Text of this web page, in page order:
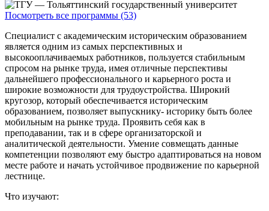
Посмотреть все программы (53)
Специалист с академическим историческим образованием
является одним из самых перспективных и
высокооплачиваемых работников, пользуется стабильным
спросом на рынке труда, имея отличные перспективы
дальнейшего профессионального и карьерного роста и
широкие возможности для трудоустройства. Широкий
кругозор, который обеспечивается историческим
образованием, позволяет выпускнику- историку быть более
мобильным на рынке труда. Проявить себя как в
преподавании, так и в сфере организаторской и
аналитической деятельности. Умение совмещать данные
компетенции позволяют ему быстро адаптироваться на новом
месте работе и начать устойчивое продвижение по карьерной
лестнице.
Что изучают: